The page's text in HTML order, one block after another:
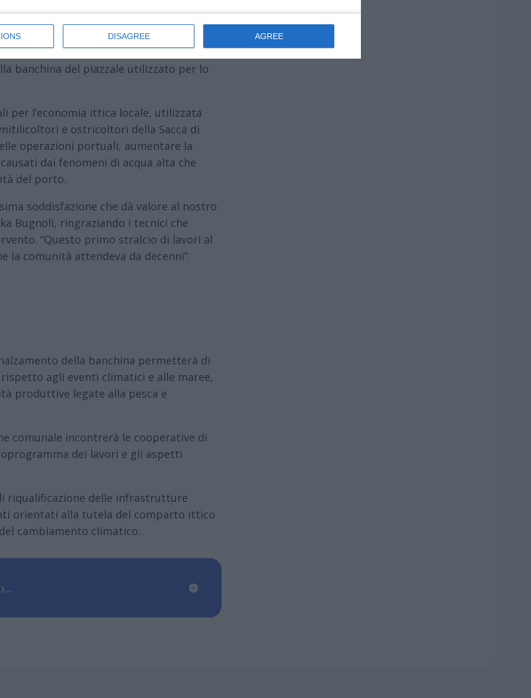
DISAGREE AGREE
porto di Gorino.
comunale ha ottenuto un punteggio di
di lavori nell’area portuale, con
banchina del piazzale utilizzato per lo
per l’economia ittica locale, utilizzata
e ostricoltori della Sacca di
operazioni portuali, aumentare la
dai fenomeni di acqua alta che
del porto.
soddisfazione che dà valore al nostro
Bugnoli, ringraziando i tecnici che
“Questo primo stralcio di lavori al
la comunità attendeva da decenni”.
della banchina permetterà di
agli eventi climatici e alle maree,
produttive legate alla pesca e
comunale incontrerà le cooperative di
dei lavori e gli aspetti
riqualificazione delle infrastrutture
orientati alla tutela del comparto ittico
cambiamento climatico.